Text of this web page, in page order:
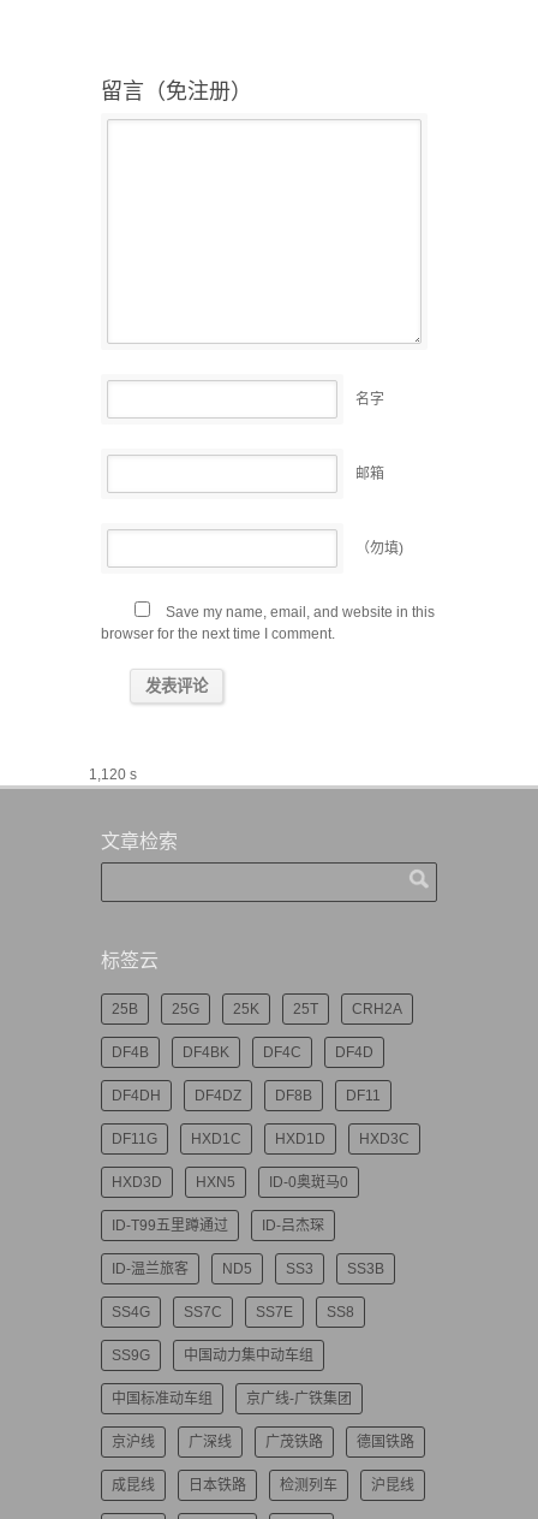
留言（免注册）
名字
邮箱
（勿填)
Save my name, email, and website in this
browser for the next time I comment.
1,120 s
文章检索
标签云
25B 25G 25K 25T CRH2A
DF4B DF4BK DF4C DF4D
DF4DH DF4DZ DF8B DF11
DF11G HXD1C HXD1D HXD3C
HXD3D HXN5 ID-0奥斑马0
ID-T99五里蹲通过 ID-吕杰琛
ID-温兰旅客 ND5 SS3 SS3B
SS4G SS7C SS7E SS8
SS9G 中国动力集中动车组
中国标准动车组 京广线-广铁集团
京沪线 广深线 广茂铁路 德国铁路
成昆线 日本铁路 检测列车 沪昆线